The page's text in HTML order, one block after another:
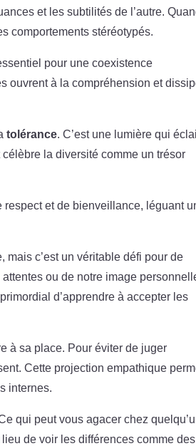
et les subtilités de l’autre.
comportements stéréotypés.
pour une coexistence
ouvrent à la compréhension et
tolérance. C’est une lumière qui
la diversité comme un trésor
respect et de bienveillance, léguant
mais c’est un véritable défi pour de
ou de notre image
d’apprendre à accepter les
à sa place. Pour éviter de juger
Cette projection empathique
internes.
qui peut vous agacer chez
de voir les différences comme des